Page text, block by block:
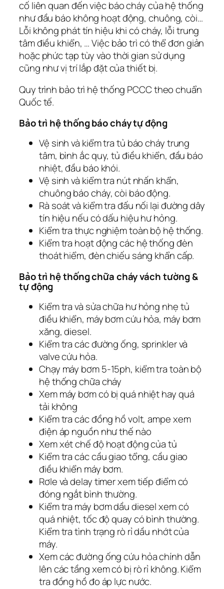
cố liên quan đến việc báo cháy của hệ thống
như đầu báo không hoạt động, chuông, còi…
Lỗi không phát tín hiệu khi có cháy, lỗi trung
tâm điều khiển, … Việc bảo trì có thể đơn giản
hoặc phức tạp tùy vào thời gian sử dụng
cũng như vị trí lắp đặt của thiết bị.
Quy trình bảo trì hệ thống PCCC theo chuẩn
Quốc tế.
Bảo trì hệ thống báo cháy tự động
Vệ sinh và kiểm tra tủ báo cháy trung
tâm, bình ắc quy, tủ điều khiển, đầu báo
nhiệt, đầu báo khói.
Vệ sinh và kiểm tra nút nhấn khẩn,
chuông báo cháy, còi báo động.
Rà soát và kiểm tra đấu nối lại đường dây
tín hiệu nếu có dấu hiệu hư hỏng.
Kiểm tra thực nghiệm toàn bộ hệ thống.
Kiểm tra hoạt động các hệ thống đèn
thoát hiểm, đèn chiếu sáng khẩn cấp.
Bảo trì hệ thống chữa cháy vách tường &
tự động
Kiểm tra và sửa chữa hư hỏng nhẹ tủ
điều khiển, máy bơm cứu hỏa, máy bơm
xăng, diesel.
Kiểm tra các đường ống, sprinkler và
valve cứu hỏa.
Chạy máy bơm 5-15ph, kiểm tra toàn bộ
hệ thống chữa cháy
Xem máy bơm có bị quá nhiệt hay quá
tải không
Kiểm tra các đồng hồ volt, ampe xem
điện áp nguồn như thế nào
Xem xét chế độ hoạt động của tủ
Kiểm tra các cầu giao tổng, cầu giao
điều khiển máy bơm.
Rơle và delay timer xem tiếp điểm có
đóng ngắt bình thường.
Kiểm tra máy bơm dầu diesel xem có
quá nhiệt, tốc độ quay có bình thường.
Kiểm tra tình trạng rò rỉ dầu nhớt của
máy.
Xem các đường ống cứu hỏa chính dẫn
lên các tầng xem có bị rò rỉ không. Kiểm
tra đồng hồ đo áp lực nước.